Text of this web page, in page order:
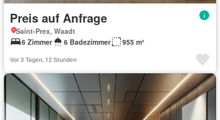
Preis auf Anfrage
Saint-Prex, Waadt
6 Zimmer
6 Badezimmer 955 m²
Vor 3 Tagen, 12 Stunden